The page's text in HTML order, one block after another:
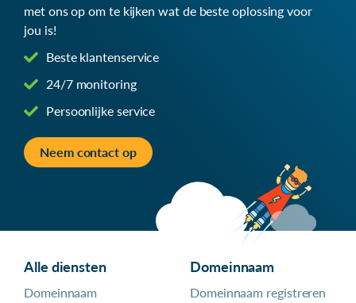
met ons op om te kijken wat de beste oplossing voor
jou is!
Beste klantenservice
24/7 monitoring
Persoonlijke service
Neem contact op
Alle diensten
Domeinnaam
Domeinnaam
Domeinnaam registreren